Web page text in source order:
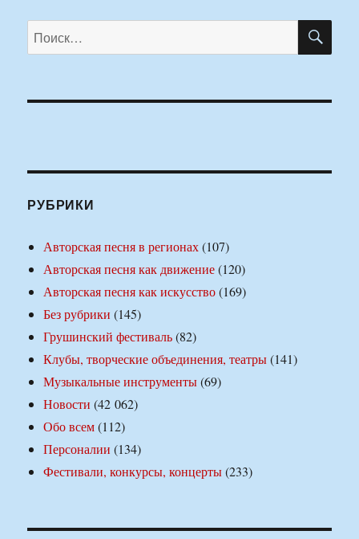
Искать:
РУБРИКИ
Авторская песня в регионах(107)
Авторская песня как движение(120)
Авторская песня как искусство(169)
Без рубрики (145)
Грушинский фестиваль(82)
Клубы, творческие объединения, театры(141)
Музыкальные инструменты(69)
Новости (42 062)
Обо всем(112)
Персоналии (134)
Фестивали, конкурсы, концерты(233)